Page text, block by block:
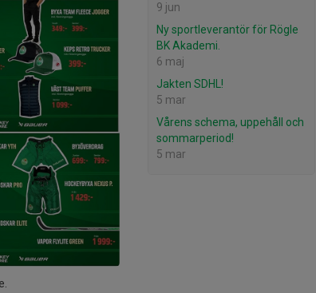
9 jun
Ny sportleverantör för Rögle
BK Akademi.
6 maj
Jakten SDHL!
5 mar
Vårens schema, uppehåll och
sommarperiod!
5 mar